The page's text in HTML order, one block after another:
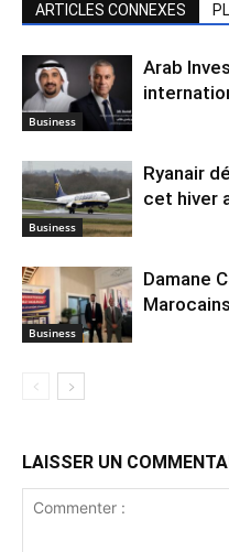
ARTICLES CONNEXES
Business
Arab
Business
Ryanair
cet hiver
Business
Damane
LAISSER UN